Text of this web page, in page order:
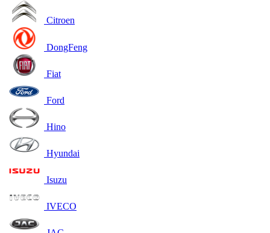
Citroen
DongFeng
Fiat
Ford
Hino
Hyundai
Isuzu
IVECO